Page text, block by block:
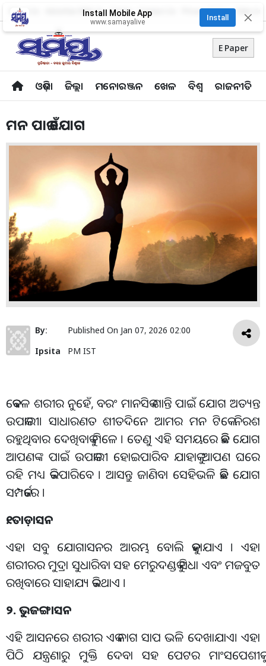
About Us Advertise With Us Career Contact Us Privacy Policy
E Paper
ଓଡ଼ିଶା ଜିଲ୍ଲା ମନୋରଞ୍ଜନ ଖେଳ ବିଶ୍ବ ରାଜନୀତି
Install Mobile App
www.samayalive
Install ✕
ମନ ପାଇଁ ଯୋଗ
By:
Ipsita
Published On Jan 07, 2026 02:00
PM IST
କେବଳ ଶରୀର ନୁହେଁ, ବରଂ ମାନସିକ ଶାନ୍ତି ପାଇଁ ଯୋଗ ଅତ୍ୟନ୍ତ
ଉପକାରୀ। ସାଧାରଣତ ଶୀତଦିନେ ଆମର ମନ ଟିକେ ନିରଶ
ରହୁଥିବାର ଦେଖିବାକୁ ମିଳେ । ତେଣୁ ଏହି ସମୟରେ କିଛି ଯୋଗ
ଆପଣଙ୍କ ପାଇଁ ଉପକାରୀ ହୋଇପାରିବ ଯାହାକୁ ଆପଣ ଘରେ
ରହି ମଧ୍ୟ କରିପାରିବେ । ଆସନ୍ତୁ ଜାଣିବା ସେହିଭଳି କିଛି ଯୋଗ
ସମ୍ପର୍କରେ ।
୧. ତାଡ଼ାସନ
ଏହା ସବୁ ଯୋଗାସନର ଆରମ୍ଭ ବୋଲି କୁହାଯାଏ । ଏହା
ଶରୀରର ମୁଦ୍ରା ସୁଧାରିବା ସହ ମେରୁଦଣ୍ଡକୁ ସିଧା ଏବଂ ମଜବୁତ
ରଖିବାରେ ସାହାଯ୍ୟ କରିଥାଏ ।
୨. ଭୁଜଙ୍ଗାସନ
ଏହି ଆସନରେ ଶରୀର ଏକ ନାଗ ସାପ ଭଳି ଦେଖାଯାଏ। ଏହା
ପିଠି ଯନ୍ତ୍ରଣାରୁ ମୁକ୍ତି ଦେବା ସହ ପେଟର ମାଂସପେଶୀକୁ